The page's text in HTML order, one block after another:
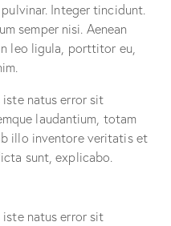
Integer tincidunt.
semper nisi. Aenean
leo ligula, porttitor eu,
natus error sit
laudantium, totam
illo inventore veritatis et
sunt, explicabo.
natus error sit